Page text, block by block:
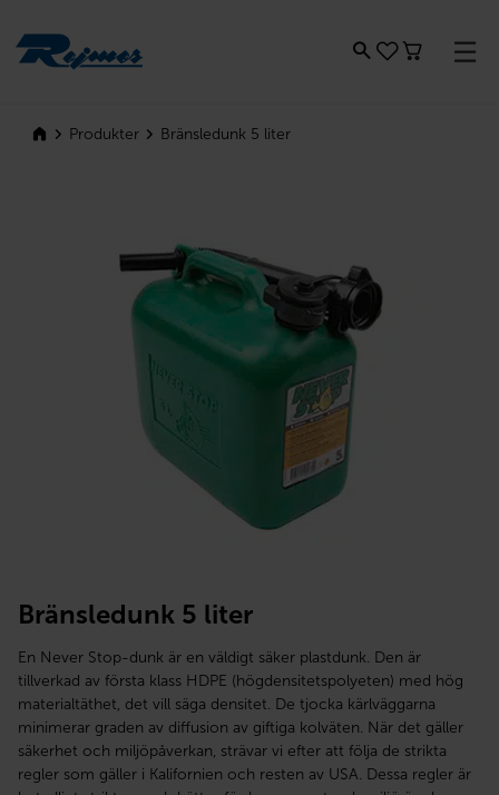
Produkter Bränsledunk 5 liter
Bränsledunk 5 liter
En Never Stop-dunk är en väldigt säker plastdunk. Den är
tillverkad av första klass HDPE (högdensitetspolyeten) med hög
materialtäthet, det vill säga densitet. De tjocka kärlväggarna
minimerar graden av diffusion av giftiga kolväten. När det gäller
säkerhet och miljöpåverkan, strävar vi efter att följa de strikta
regler som gäller i Kalifornien och resten av USA. Dessa regler är